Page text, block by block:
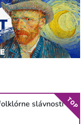
slávnostiTOP